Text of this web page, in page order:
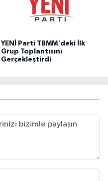
YENİ Parti TBMM'deki İlk
Grup Toplantısını
Gerçekleştirdi